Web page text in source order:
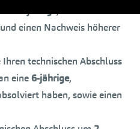
einen Nachweis höherer
technischen Abschluss
eine 6-jährige,
haben, sowie einen